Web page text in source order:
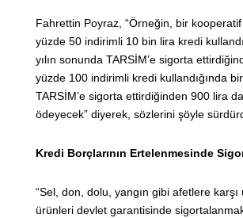
Fahrettin Poyraz, “Örneğin, bir kooperatif
yüzde 50 indirimli 10 bin lira kredi
yılın sonunda TARSİM’e sigorta
yüzde 100 indirimli kredi kullandığında
TARSİM’e sigorta ettirdiğinden 900 lira
ödeyecek” diyerek, sözlerini şöyle
Kredi Borçlarının Ertelenmesinde
“Sel, don, dolu, yangın gibi afetlere
ürünleri devlet garantisinde